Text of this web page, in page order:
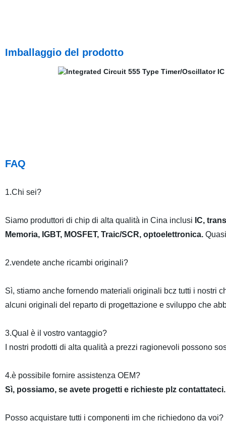
Imballaggio del prodotto
FAQ
1.Chi sei?
Siamo produttori di chip di alta qualità in Cina inclusi IC,
Memoria, IGBT, MOSFET, Traic/SCR, optoelettronica.
2.vendete anche ricambi originali?
Sì, stiamo anche fornendo materiali originali bcz tutti i nostri
alcuni originali del reparto di progettazione e sviluppo che
3.Qual è il vostro vantaggio?
I nostri prodotti di alta qualità a prezzi ragionevoli possono
4.è possibile fornire assistenza OEM?
Sì, possiamo, se avete progetti e richieste plz contattateci.
Posso acquistare tutti i componenti im che richiedono da voi?